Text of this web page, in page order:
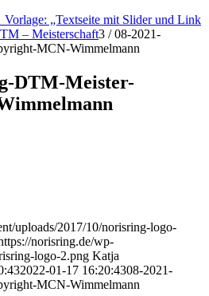
„Textseite mit Slider und Link
– Meisterschaft3 / 08-2021-
MCN-Wimmelmann
DTM-Meister-
uploads/2017/10/norisring-logo-
norisring.de/wp-
logo-2.png Katja
2022-01-17 16:20:4308-2021-
MCN-Wimmelmann